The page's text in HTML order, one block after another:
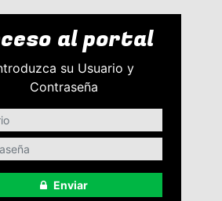
al portal
su Usuario y
Contraseña
Enviar